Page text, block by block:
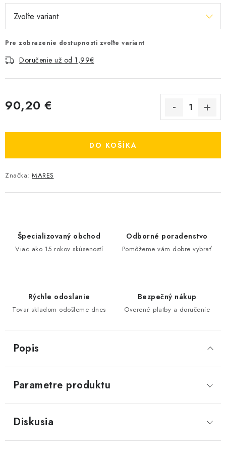
Pre zobrazenie dostupnosti zvoľte variant
Doručenie už od 1,99€
90,20 €
DO KOŠÍKA
Značka: MARES
Špecializovaný obchod
Viac ako 15 rokov skúseností
Odborné poradenstvo
Pomôžeme vám dobre vybrať
Rýchle odoslanie
Tovar skladom odošleme dnes
Bezpečný nákup
Overené platby a doručenie
Popis
Parametre produktu
Diskusia